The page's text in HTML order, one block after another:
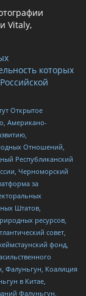
Vitaly,
которых
Открытое
Американо-
Отношений,
Республиканский
Черноморский
за
Штатов,
ресурсов,
совет,
фонд,
Фалуньгун, Коалиция
в Китае,
Фалуньгун,